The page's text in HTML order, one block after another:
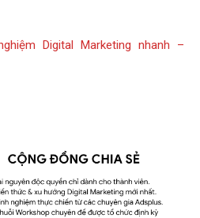
Digital Marketing nhanh –